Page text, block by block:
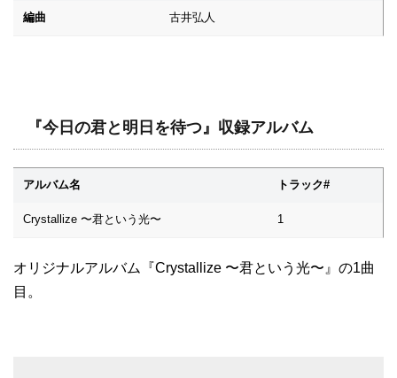
編曲 古井弘人
『今日の君と明日を待つ』収録アルバム
アルバム名 トラック#
Crystallize 〜君という光〜 1
オリジナルアルバム『Crystallize 〜君という光〜』の1曲
目。